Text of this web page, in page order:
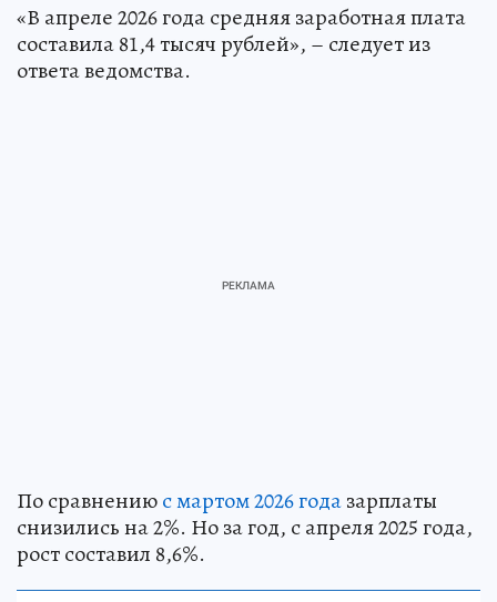
«В апреле 2026 года средняя заработная плата
составила 81,4 тысяч рублей», – следует из
ответа ведомства.
По сравнениюс мартом 2026 годазарплаты
снизились на 2%. Но за год, с апреля 2025 года,
рост составил 8,6%.